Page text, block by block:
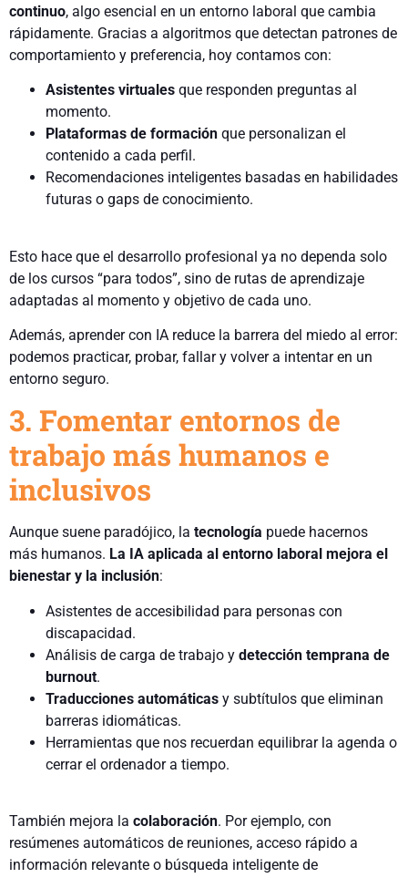
continuo, algo esencial en un entorno laboral que cambia
rápidamente. Gracias a algoritmos que detectan patrones de
comportamiento y preferencia, hoy contamos con:
Asistentes virtuales que responden preguntas al
momento.
Plataformas de formación que personalizan el
contenido a cada perfil.
Recomendaciones inteligentes basadas en habilidades
futuras o gaps de conocimiento.
Esto hace que el desarrollo profesional ya no dependa solo
de los cursos “para todos”, sino de rutas de aprendizaje
adaptadas al momento y objetivo de cada uno.
Además, aprender con IA reduce la barrera del miedo al error:
podemos practicar, probar, fallar y volver a intentar en un
entorno seguro.
3. Fomentar entornos de
trabajo más humanos e
inclusivos
Aunque suene paradójico, la tecnología puede hacernos
más humanos. La IA aplicada al entorno laboral mejora el
bienestar y la inclusión:
Asistentes de accesibilidad para personas con
discapacidad.
Análisis de carga de trabajo y detección temprana de
burnout.
Traducciones automáticas y subtítulos que eliminan
barreras idiomáticas.
Herramientas que nos recuerdan equilibrar la agenda o
cerrar el ordenador a tiempo.
También mejora la colaboración. Por ejemplo, con
resúmenes automáticos de reuniones, acceso rápido a
información relevante o búsqueda inteligente de